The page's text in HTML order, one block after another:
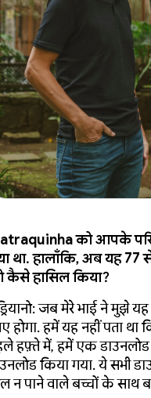
को आपके
था. हालाँकि, अब यह
कैसे हासिल किया?
जब मेरे भाई ने मुझे
होगा. हमें यह नहीं पता
हफ़्ते में, हमें एक
किया गया. ये सभी
न पाने वाले बच्चों के साथ